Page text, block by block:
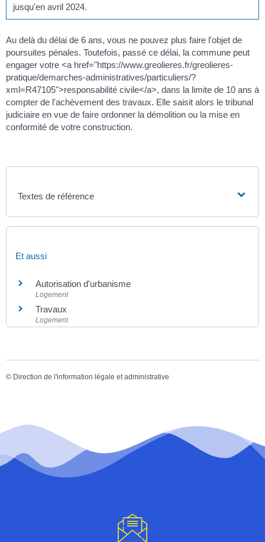
jusqu'en avril 2024.
Au delà du délai de 6 ans, vous ne pouvez plus faire l'objet de
poursuites pénales. Toutefois, passé ce délai, la commune peut
engager votre <a href="https://www.greolieres.fr/greolieres-
pratique/demarches-administratives/particuliers/?
xml=R47105">responsabilité civile</a>, dans la limite de 10 ans à
compter de l'achèvement des travaux. Elle saisit alors le tribunal
judiciaire en vue de faire ordonner la démolition ou la mise en
conformité de votre construction.
Textes de référence
Et aussi
Autorisation d'urbanisme
Logement
Travaux
Logement
© Direction de l'information légale et administrative